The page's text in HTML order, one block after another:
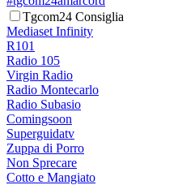
Tgcom24 Consiglia
Mediaset Infinity
R101
Radio 105
Virgin Radio
Radio Montecarlo
Radio Subasio
Comingsoon
Superguidatv
Zuppa di Porro
Non Sprecare
Cotto e Mangiato